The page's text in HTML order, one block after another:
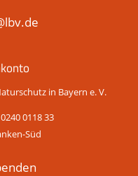
in Bayern e. V.
0118 33
Süd